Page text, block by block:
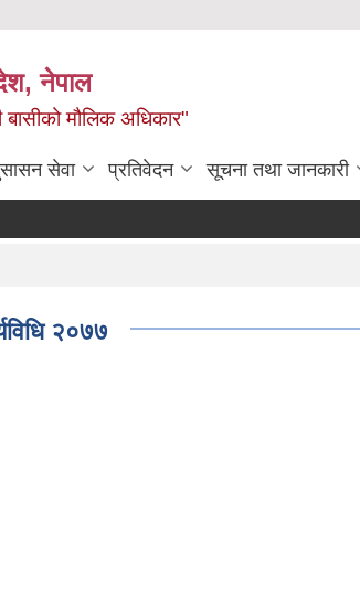
नेपाल
बासीको मौलिक अधिकार"
सेवा प्रतिवेदन सूचना तथा जानकारी
२०७७